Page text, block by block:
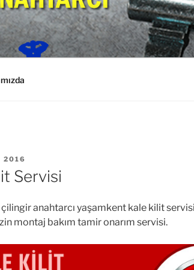
2016
Servisi
anahtarcı yaşamkent kale kilit
montaj bakım tamir onarım servisi.